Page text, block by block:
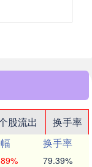
股流出
换手率
换手率
79.39%